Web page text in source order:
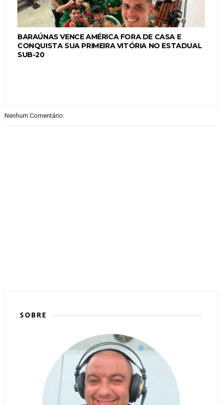
BARAÚNAS VENCE AMÉRICA FORA DE CASA E
CONQUISTA SUA PRIMEIRA VITÓRIA NO ESTADUAL
SUB-20
Nenhum Comentário:
SOBRE